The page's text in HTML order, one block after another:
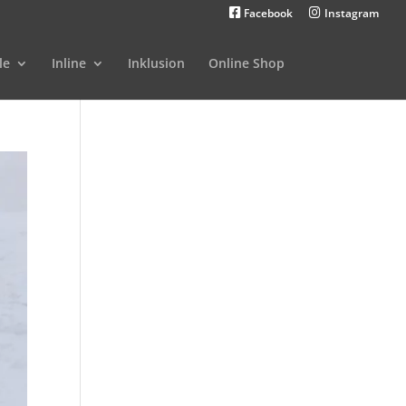
Facebook Instagram
Inline Inklusion Online Shop